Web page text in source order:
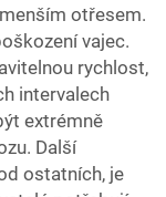
otřesem.
vajec.
rychlost,
intervalech
extrémně
Další
ostatních, je